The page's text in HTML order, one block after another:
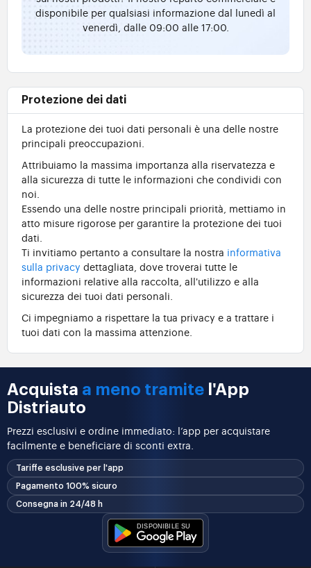
disponibile per qualsiasi informazione dal lunedì al
venerdì, dalle 09:00 alle 17:00.
Protezione dei dati
La protezione dei tuoi dati personali è una delle nostre
principali preoccupazioni.
Attribuiamo la massima importanza alla riservatezza e
alla sicurezza di tutte le informazioni che condividi con
noi.
Essendo una delle nostre principali priorità, mettiamo in
atto misure rigorose per garantire la protezione dei tuoi
dati.
Ti invitiamo pertanto a consultare la nostra informativa
sulla privacy dettagliata, dove troverai tutte le
informazioni relative alla raccolta, all'utilizzo e alla
sicurezza dei tuoi dati personali.
Ci impegniamo a rispettare la tua privacy e a trattare i
tuoi dati con la massima attenzione.
Acquista a meno tramite l'App
Distriauto
Prezzi esclusivi e ordine immediato: l’app per acquistare
facilmente e beneficiare di sconti extra.
Tariffe esclusive per l'app
Pagamento 100% sicuro
Consegna in 24/48 h